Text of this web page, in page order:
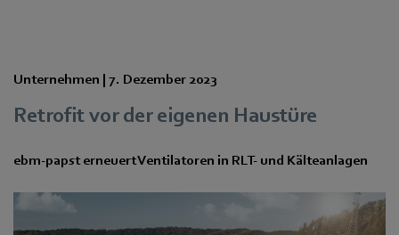
Unternehmen | 7. Dezember 2023
Retrofit vor der eigenen Haustüre
ebm‑papst erneuert Ventilatoren in RLT- und Kälteanlagen